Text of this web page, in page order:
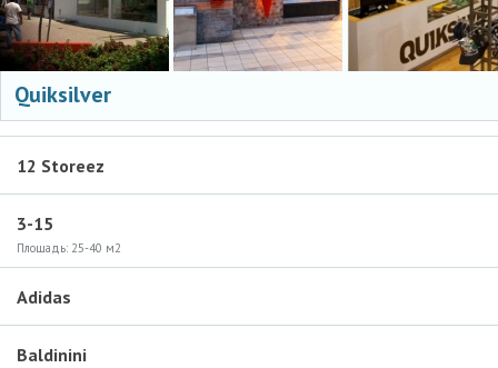
Quiksilver
12 Storeez
3-15
Площадь: 25-40 м2
Adidas
Baldinini